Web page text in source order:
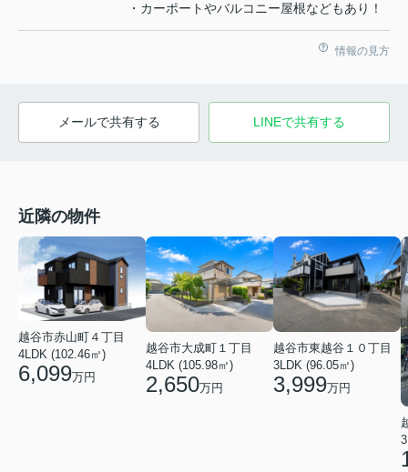
・カーポートやバルコニー屋根などもあり！
情報の見方
メールで共有する LINEで共有する
近隣の物件
越谷市赤山町４丁目
4LDK (102.46㎡)
6,099万円
越谷市大成町１丁目
4LDK (105.98㎡)
2,650万円
越谷市東越谷１０丁目
3LDK (96.05㎡)
3,999万円